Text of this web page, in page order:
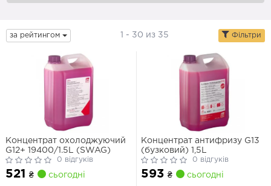
за рейтингом 1 - 30 из 35 Фільтри
Концентрат охолоджуючий
G12+ 19400/1.5L (SWAG)
0 відгуків
521 ₴ сьогодні
Концентрат антифризу G13
(бузковий) 1,5L
0 відгуків
593 ₴ сьогодні